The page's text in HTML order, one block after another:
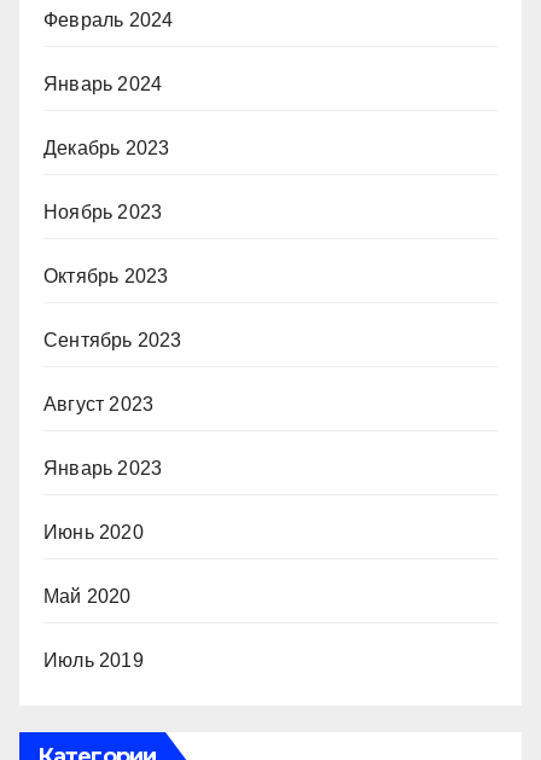
Февраль 2024
Январь 2024
Декабрь 2023
Ноябрь 2023
Октябрь 2023
Сентябрь 2023
Август 2023
Январь 2023
Июнь 2020
Май 2020
Июль 2019